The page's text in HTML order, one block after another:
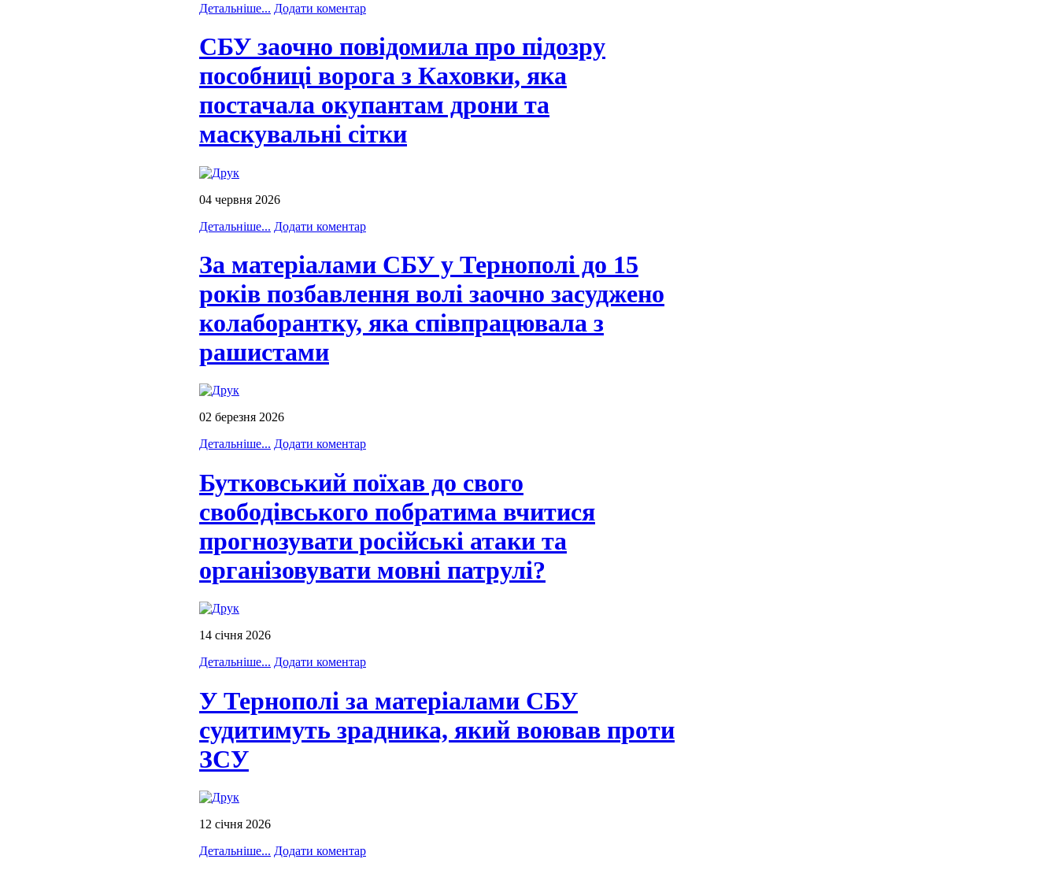
Детальніше... Додати коментар
СБУ заочно повідомила про підозру
пособниці ворога з Каховки, яка
постачала окупантам дрони та
маскувальні сітки
04 червня 2026
Детальніше... Додати коментар
За матеріалами СБУ у Тернополі до 15
років позбавлення волі заочно засуджено
колаборантку, яка співпрацювала з
рашистами
02 березня 2026
Детальніше... Додати коментар
Бутковський поїхав до свого
свободівського побратима вчитися
прогнозувати російські атаки та
організовувати мовні патрулі?
14 січня 2026
Детальніше... Додати коментар
У Тернополі за матеріалами СБУ
судитимуть зрадника, який воював проти
ЗСУ
12 січня 2026
Детальніше... Додати коментар